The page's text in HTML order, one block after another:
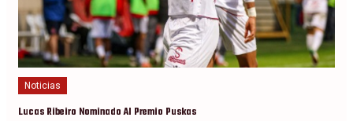
Noticias
Lucas Ribeiro Nominado Al Premio Puskas